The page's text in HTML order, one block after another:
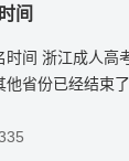
间
间 浙江成人高
省份已经结束